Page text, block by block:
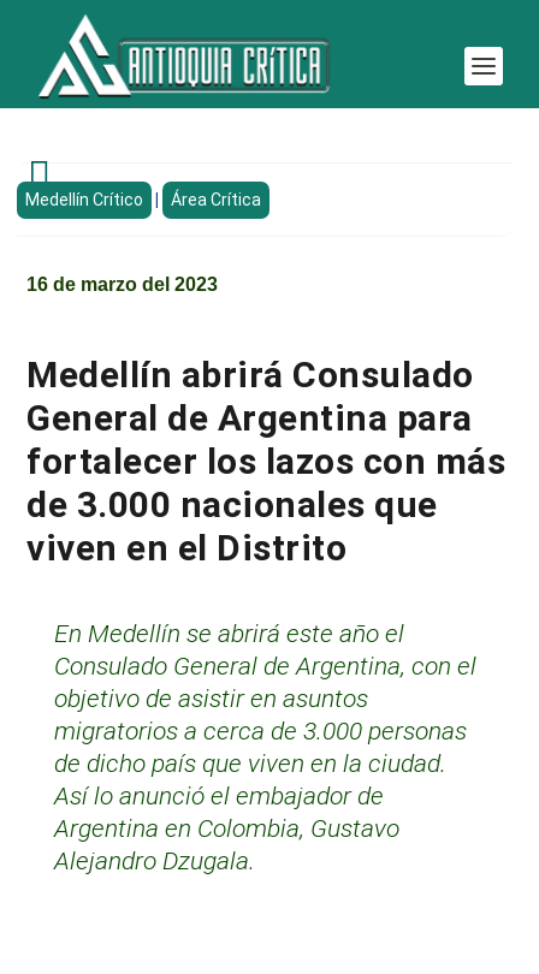

Medellín Crítico Área Crítica
16 de marzo del 2023
Medellín abrirá Consulado
General de Argentina para
fortalecer los lazos con más
de 3.000 nacionales que
viven en el Distrito
En Medellín se abrirá este año el
Consulado General de Argentina, con el
objetivo de asistir en asuntos
migratorios a cerca de 3.000 personas
de dicho país que viven en la ciudad.
Así lo anunció el embajador de
Argentina en Colombia, Gustavo
Alejandro Dzugala.